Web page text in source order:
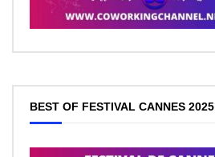
BEST OF FESTIVAL CANNES 2025